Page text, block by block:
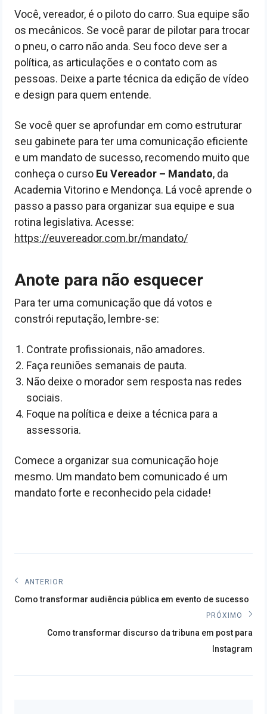
Você, vereador, é o piloto do carro. Sua equipe são
os mecânicos. Se você parar de pilotar para trocar
o pneu, o carro não anda. Seu foco deve ser a
política, as articulações e o contato com as
pessoas. Deixe a parte técnica da edição de vídeo
e design para quem entende.
Se você quer se aprofundar em como estruturar
seu gabinete para ter uma comunicação eficiente
e um mandato de sucesso, recomendo muito que
conheça o curso Eu Vereador – Mandato, da
Academia Vitorino e Mendonça. Lá você aprende o
passo a passo para organizar sua equipe e sua
rotina legislativa. Acesse:
https://euvereador.com.br/mandato/
Anote para não esquecer
Para ter uma comunicação que dá votos e
constrói reputação, lembre-se:
Contrate profissionais, não amadores.
Faça reuniões semanais de pauta.
Não deixe o morador sem resposta nas redes
sociais.
Foque na política e deixe a técnica para a
assessoria.
Comece a organizar sua comunicação hoje
mesmo. Um mandato bem comunicado é um
mandato forte e reconhecido pela cidade!
Navegação
de
ANTERIOR
Post
Como transformar audiência pública em evento de sucesso
PRÓXIMO
Próximo
Como transformar discurso da tribuna em post para
Instagram